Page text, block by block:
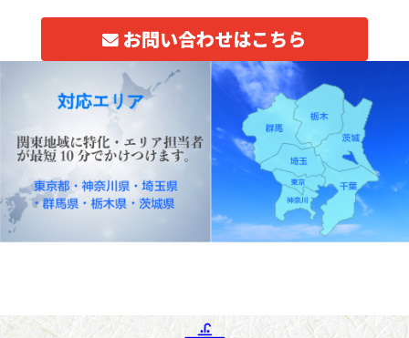
お問い合わせはこちら